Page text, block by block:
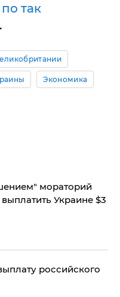
так
.
Экономика
мораторий
Украине $3